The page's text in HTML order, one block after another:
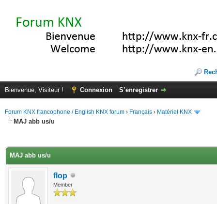
Bienvenue, Visiteur ! Connexion S’enregistrer
Forum KNX francophone / English KNX forum › Français › Matériel KNX
MAJ abb us/u
MAJ abb us/u
flop
Member